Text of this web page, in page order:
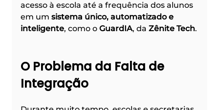
acesso à escola até a frequência dos alunos
em um sistema único, automatizado e
inteligente, como o GuardIA, da Zênite Tech.
O Problema da Falta de
Integração